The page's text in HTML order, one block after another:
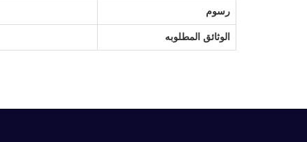
رسوم
الوثائق المطلوبه